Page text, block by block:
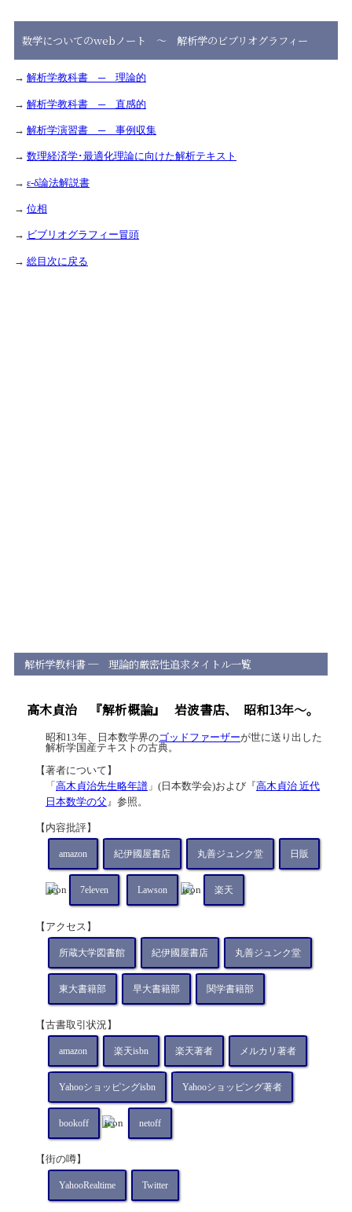
数学についてのwebノート ～ 解析学のビブリオグラフィー
→ 解析学教科書 ─ 理論的
→ 解析学教科書 ─ 直感的
→ 解析学演習書 ─ 事例収集
→ 数理経済学･最適化理論に向けた解析テキスト
→ ε-δ論法解説書
→ 位相
→ ビブリオグラフィー冒頭
→ 総目次に戻る
解析学教科書─ 理論的厳密性追求タイトル一覧
高木貞治 『解析概論』 岩波書店、 昭和13年～。
昭和13年、日本数学界のゴッドファーザーが世に送り出した
解析学国産テキストの古典。
【著者について】
「 高木貞治先生略年譜」(日本数学会)および『高木貞治 近代
日本数学の父 』参照。
【内容批評】
amazon 紀伊國屋書店 丸善ジュンク堂 日販
7eleven Lawson 楽天
【アクセス】
所蔵大学図書館 紀伊國屋書店 丸善ジュンク堂
東大書籍部 早大書籍部 関学書籍部
【古書取引状況】
amazon 楽天isbn 楽天著者 メルカリ著者
Yahooショッピングisbn Yahooショッピング著者
bookoff netoff
【街の噂】
YahooRealtime Twitter